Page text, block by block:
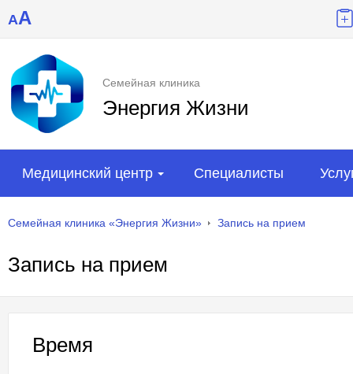
AA
Семейная клиника
Энергия Жизни
Медицинский центр Специалисты
Семейная клиника «Энергия Жизни» Запись на прием
Запись на прием
Время